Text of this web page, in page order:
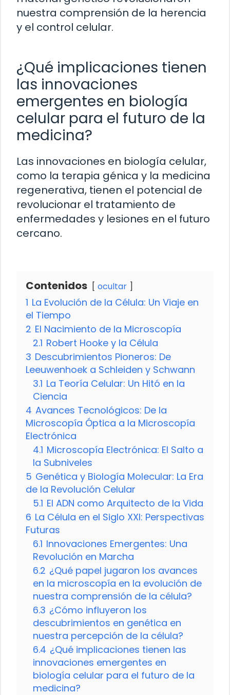
nuestra comprensión de la herencia
y el control celular.
¿Qué implicaciones tienen
las innovaciones
emergentes en biología
celular para el futuro de la
medicina?
Las innovaciones en biología celular,
como la terapia génica y la medicina
regenerativa, tienen el potencial de
revolucionar el tratamiento de
enfermedades y lesiones en el futuro
cercano.
Contenidos ocultar
1 La Evolución de la Célula: Un Viaje en
el Tiempo
2 El Nacimiento de la Microscopía
2.1 Robert Hooke y la Célula
3 Descubrimientos Pioneros: De
Leeuwenhoek a Schleiden y Schwann
3.1 La Teoría Celular: Un Hitó en la
Ciencia
4 Avances Tecnológicos: De la
Microscopía Óptica a la Microscopía
Electrónica
4.1 Microscopía Electrónica: El Salto a
la Subniveles
5 Genética y Biología Molecular: La Era
de la Revolución Celular
5.1 El ADN como Arquitecto de la Vida
6 La Célula en el Siglo XXI: Perspectivas
Futuras
6.1 Innovaciones Emergentes: Una
Revolución en Marcha
6.2 ¿Qué papel jugaron los avances
en la microscopía en la evolución de
nuestra comprensión de la célula?
6.3 ¿Cómo influyeron los
descubrimientos en genética en
nuestra percepción de la célula?
6.4 ¿Qué implicaciones tienen las
innovaciones emergentes en
biología celular para el futuro de la
medicina?